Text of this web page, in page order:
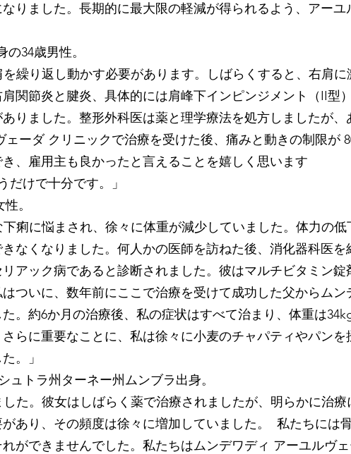
りました。長期的に最大限の軽減が得られるよう、アーユ
34歳男性。
繰り返し動かす必要があります。しばらくすると、右肩に
関節炎と腱炎、具体的には肩峰下インピンジメント（II型
りました。整形外科医は薬と理学療法を処方しましたが、
ーダ クリニックで治療を受けた後、痛みと動きの制限が
、雇用主も良かったと言えることを嬉しく思います
けで十分です。」
。
痢に悩まされ、徐々に体重が減少していました。体力の低
なくなりました。何人かの医師を訪ねた後、消化器科医を
アック病であると診断されました。彼はマルチビタミン錠
ついに、数年前にここで治療を受けて成功した父からムン
。約6か月の治療後、私の症状はすべて治まり、体重は
らに重要なことに、私は徐々に小麦のチャパティやパンを
。」
トラ州ターネー州ムンブラ出身。
た。彼女はしばらく薬で治療されましたが、明らかに治療
あり、その頻度は徐々に増加していました。 私たちには
ができませんでした。私たちはムンデワディ アーユルヴェ